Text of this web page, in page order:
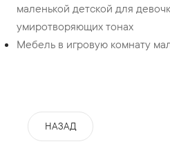
маленькой детской для
умиротворяющих тонах
Мебель в игровую комнату
НАЗАД